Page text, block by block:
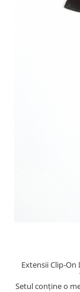
Extensii Clip-On
Setul conține o